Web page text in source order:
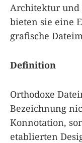
Architektur und
bieten sie eine
grafische
Definition
Orthodoxe
Bezeichnung
Konnotation,
etablierten